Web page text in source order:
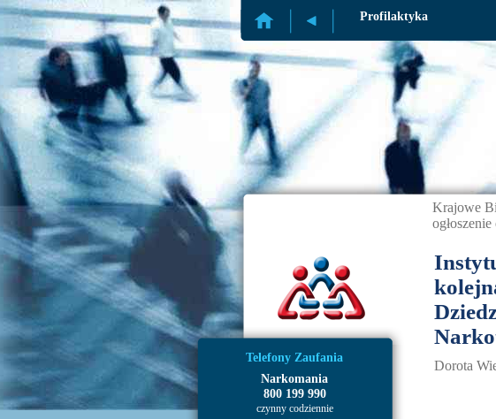
Profilaktyka
Telefony Zaufania
Narkomania
800 199 990
czynny codziennie
Krajowe
Dorota